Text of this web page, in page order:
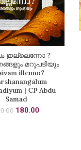
TO CART
ഇല്ലെന്നോ ?
മറുപടിയും
illenno?
| CP Abdu
Samad
Original
180.00Current